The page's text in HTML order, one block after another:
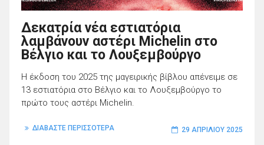
Δεκατρία νέα εστιατόρια
λαμβάνουν αστέρι Michelin στο
Βέλγιο και το Λουξεμβούργο
Η έκδοση του 2025 της μαγειρικής βίβλου απένειμε σε
13 εστιατόρια στο Βέλγιο και το Λουξεμβούργο το
πρώτο τους αστέρι Michelin.
ΔΙΑΒΑΣΤΕ ΠΕΡΙΣΣΟΤΕΡΑ 29 ΑΠΡΙΛΊΟΥ 2025